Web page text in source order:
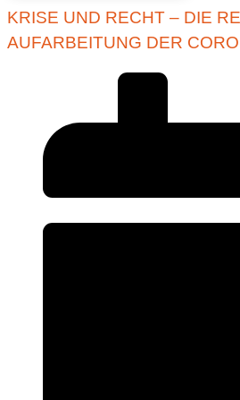
KRISE UND RECHT – DIE
AUFARBEITUNG DER